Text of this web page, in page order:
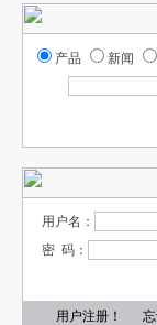
产品 新闻
用户名：
密 码：
用户注册！